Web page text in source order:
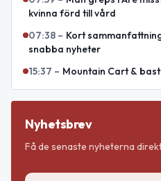
kvinna förd till vård
07:38 – Kort
snabba nyheter
15:37 – Mountain Cart &
Nyhetsbrev
Få de senaste nyheterna